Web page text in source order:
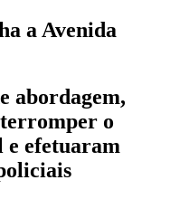
a Avenida
abordagem,
o
e efetuaram